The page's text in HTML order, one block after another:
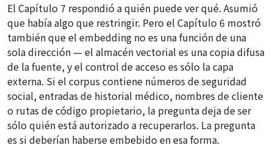
El Capítulo 7 respondió aquién puede verqué. Asumió
que había algo que restringir. Pero el Capítulo 6 mostró
también que el embedding no es una función de una
sola dirección — el almacén vectorial es una copia difusa
de la fuente, y el control de acceso es sólo la capa
externa. Si el corpus contiene números de seguridad
social, entradas de historial médico, nombres de cliente
o rutas de código propietario, la pregunta deja de ser
sólo quién está autorizado a recuperarlos. La pregunta
es si deberían haberse embebido en esa forma.